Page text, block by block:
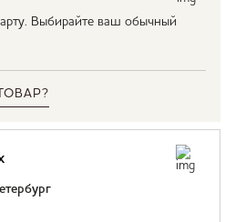
Выбирайте ваш обычный